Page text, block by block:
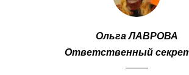
Ольга ЛАВРОВА
Ответственный